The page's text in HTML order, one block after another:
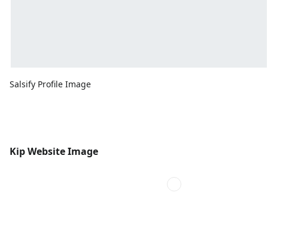
Salsify Profile Image
Kip Website Image